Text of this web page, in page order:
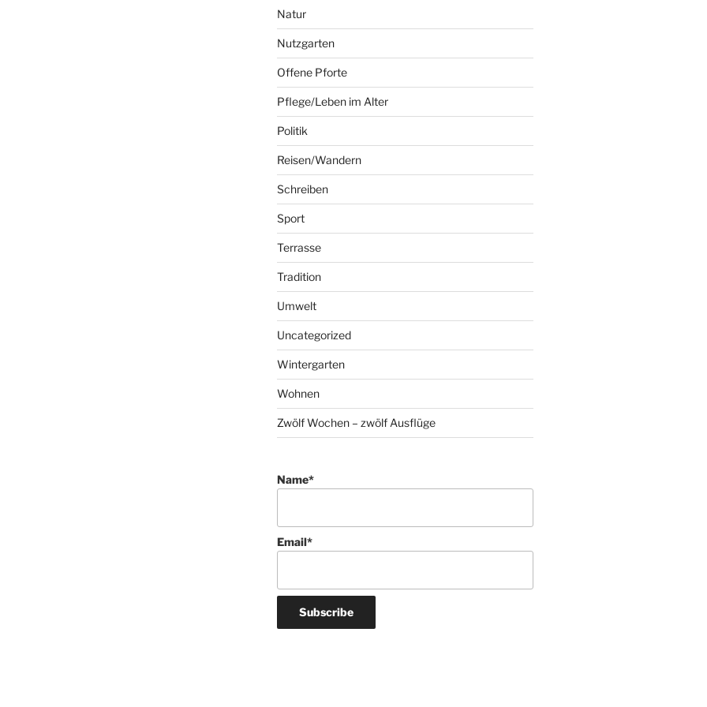
Natur
Nutzgarten
Offene Pforte
Pflege/Leben im Alter
Politik
Reisen/Wandern
Schreiben
Sport
Terrasse
Tradition
Umwelt
Uncategorized
Wintergarten
Wohnen
Zwölf Wochen – zwölf Ausflüge
Name*
Email*